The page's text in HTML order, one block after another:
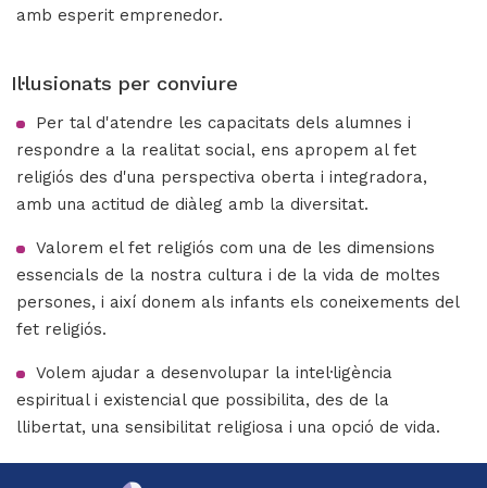
amb esperit emprenedor.
Il·lusionats per conviure
Per tal d'atendre les capacitats dels alumnes i
respondre a la realitat social, ens apropem al fet
religiós des d'una perspectiva oberta i integradora,
amb una actitud de diàleg amb la diversitat.
Valorem el fet religiós com una de les dimensions
essencials de la nostra cultura i de la vida de moltes
persones, i així donem als infants els coneixements del
fet religiós.
Volem ajudar a desenvolupar la intel·ligència
espiritual i existencial que possibilita, des de la
llibertat, una sensibilitat religiosa i una opció de vida.